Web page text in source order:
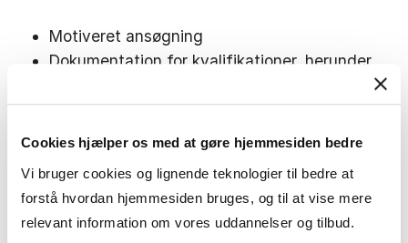
Cookies hjælper os med at gøre hjemmesiden bedre
Vi bruger cookies og lignende teknologier til bedre at
forstå hvordan hjemmesiden bruges, og til at vise mere
relevant information om vores uddannelser og tilbud.
Motiveret ansøgning
Dokumentation for kvalifikationer, herunder
Dokumentation for
undervisningskvalifikationer, inklusiv
materiale vedrørende
undervisningskvalifikationer
En undervisningsportefølje, der